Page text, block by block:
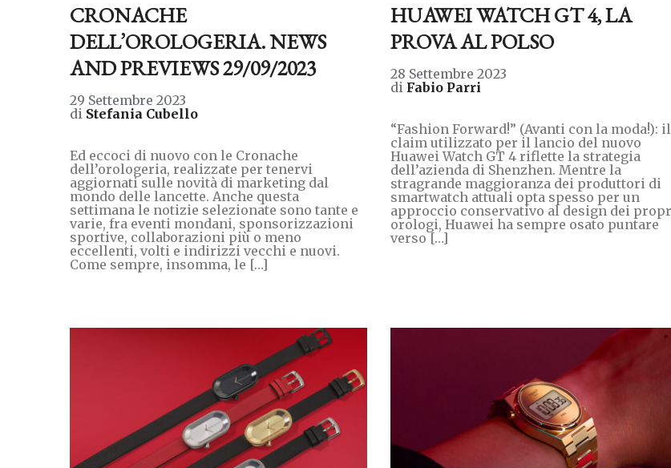
CRONACHE
DELL’OROLOGERIA. NEWS
AND PREVIEWS 29/09/2023
29 Settembre 2023
di Stefania Cubello
Ed eccoci di nuovo con le Cronache
dell’orologeria, realizzate per tenervi
aggiornati sulle novità di marketing dal
mondo delle lancette. Anche questa
settimana le notizie selezionate sono tante e
varie, fra eventi mondani, sponsorizzazioni
sportive, collaborazioni più o meno
eccellenti, volti e indirizzi vecchi e nuovi.
Come sempre, insomma, le […]
HUAWEI WATCH GT 4, LA
PROVA AL POLSO
28 Settembre 2023
di Fabio Parri
“Fashion Forward!” (Avanti con la moda!): il
claim utilizzato per il lancio del nuovo
Huawei Watch GT 4 riflette la strategia
dell’azienda di Shenzhen. Mentre la
stragrande maggioranza dei produttori di
smartwatch attuali opta spesso per un
approccio conservativo al design dei
orologi, Huawei ha sempre osato puntare
verso […]